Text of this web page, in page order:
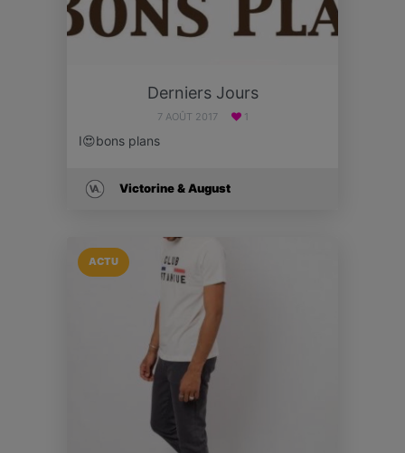
Derniers Jours
7 AOÛT 2017 1
I😍bons plans
Victorine & August
ACTU